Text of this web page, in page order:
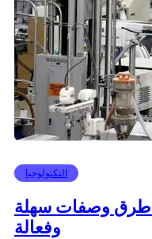
التكنولوجيا
طرق وصفات سهلة
وفعالة